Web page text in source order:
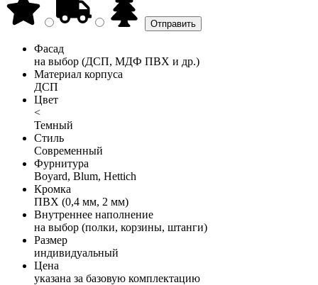
Фасад
на выбор (ДСП, МДФ ПВХ и др.)
Материал корпуса
ДСП
Цвет
<
Темный
Стиль
Современный
Фурнитура
Boyard, Blum, Hettich
Кромка
ПВХ (0,4 мм, 2 мм)
Внутреннее наполнение
на выбор (полки, корзины, штанги)
Размер
индивидуальный
Цена
указана за базовую комплектацию